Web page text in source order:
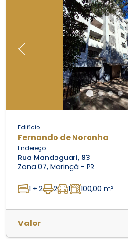
Previous
Edifício
Fernando de Noronha
Endereço
Rua Mandaguari, 83
Zona 07, Maringá - PR
1 + 2 2 1 100,00 m²
Valor